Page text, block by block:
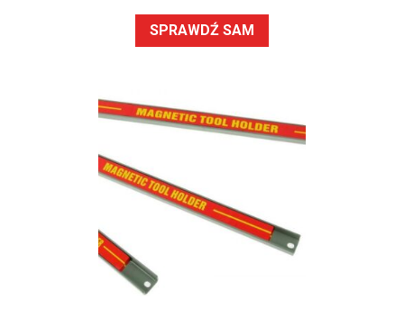
SPRAWDŹ SAM